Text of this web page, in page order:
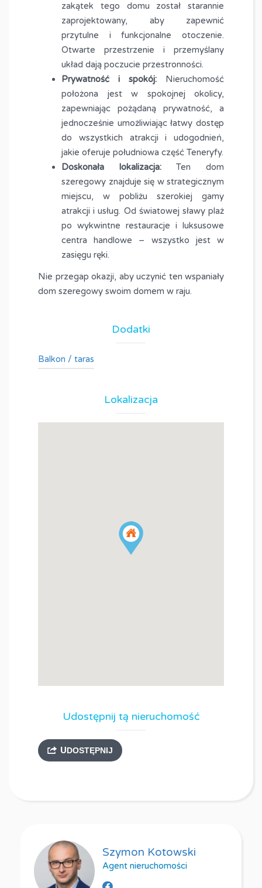
zakątek tego domu został starannie
zaprojektowany, aby zapewnić
przytulne i funkcjonalne otoczenie.
Otwarte przestrzenie i przemyślany
układ dają poczucie przestronności.
Prywatność i spokój: Nieruchomość
położona jest w spokojnej okolicy,
zapewniając pożądaną prywatność, a
jednocześnie umożliwiając łatwy dostęp
do wszystkich atrakcji i udogodnień,
jakie oferuje południowa część Teneryfy.
Doskonała lokalizacja:Ten dom
szeregowy znajduje się w strategicznym
miejscu, w pobliżu szerokiej gamy
atrakcji i usług. Od światowej sławy plaż
po wykwintne restauracje i luksusowe
centra handlowe – wszystko jest w
zasięgu ręki.
Nie przegap okazji, aby uczynić ten wspaniały
dom szeregowy swoim domem w raju.
Dodatki
Balkon / taras
Lokalizacja
Udostępnij tą nieruchomość
UDOSTĘPNIJ
Szymon Kotowski
Agent nieruchomości